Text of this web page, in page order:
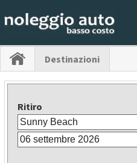
Destinazioni
Ritiro